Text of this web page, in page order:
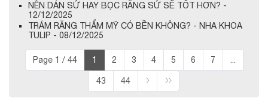
NÊN DÁN SỨ HAY BỌC RĂNG SỨ SẼ TỐT HƠN? -
12/12/2025
TRÁM RĂNG THẨM MỸ CÓ BỀN KHÔNG? - NHA KHOA
TULIP - 08/12/2025
Page 1 / 44 1 2 3 4 5 6 7
43 44